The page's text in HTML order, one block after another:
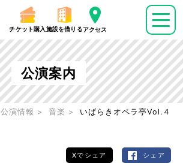
チケット購入 施設を借りるアクセス
公演案内
公演情報 音楽 いばらきオペラ亭Vol.４
Xでシェア シェア